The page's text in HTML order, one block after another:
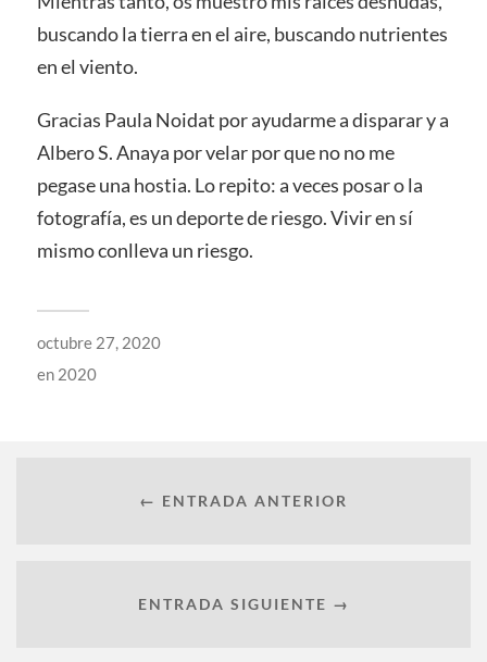
buscando la tierra en el aire, buscando nutrientes
en el viento.
Gracias Paula Noidat por ayudarme a disparar y a
Albero S. Anaya por velar por que no no me
pegase una hostia. Lo repito: a veces posar o la
fotografía, es un deporte de riesgo. Vivir en sí
mismo conlleva un riesgo.
octubre 27, 2020
en 2020
← ENTRADA ANTERIOR
ENTRADA SIGUIENTE →